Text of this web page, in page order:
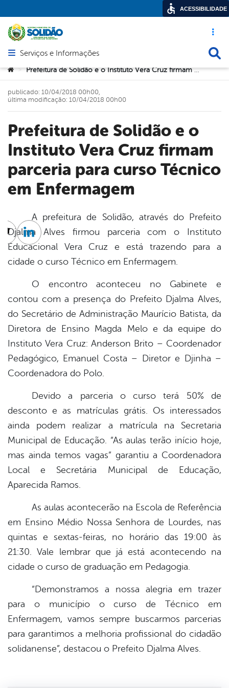
Acesso
Abrir menu principal de navegação
Serviços e Informações
Você está aqui:
> Prefeitura de Solidão e o Instituto Vera Cruz firmam parceria para curso Técnico em Enfermagem
Prefeitura de Solidão e o
Instituto Vera Cruz firmam
parceria para curso Técnico
em Enfermagem
publicado: 10/04/2018 00h00,
última modificação: 10/04/2018 00h00
A prefeitura de Solidão, através do Prefeito
Djalma Alves firmou parceria com o Instituto
Educacional Vera Cruz e está trazendo para a
cidade o curso Técnico em Enfermagem.
O encontro aconteceu no Gabinete e
contou com a presença do Prefeito Djalma Alves,
do Secretário de Administração Maurício Batista, da
Diretora de Ensino Magda Melo e da equipe do
Instituto Vera Cruz: Anderson Brito – Coordenador
Pedagógico, Emanuel Costa – Diretor e Djinha –
Coordenadora do Polo.
Devido a parceria o curso terá 50% de
desconto e as matrículas grátis. Os interessados
ainda podem realizar a matrícula na Secretaria
Municipal de Educação. “As aulas terão início hoje,
mas ainda temos vagas” garantiu a Coordenadora
Local e Secretária Municipal de Educação,
Aparecida Ramos.
As aulas acontecerão na Escola de Referência
em Ensino Médio Nossa Senhora de Lourdes, nas
quintas e sextas-feiras, no horário das 19:00 às
21:30. Vale lembrar que já está acontecendo na
cidade o curso de graduação em Pedagogia.
“Demonstramos a nossa alegria em trazer
para o município o curso de Técnico em
Enfermagem, vamos sempre buscarmos parcerias
para garantimos a melhoria profissional do cidadão
solidanense”, destacou o Prefeito Djalma Alves.
Twitter
Linkedin
ACESSIBILIDADE